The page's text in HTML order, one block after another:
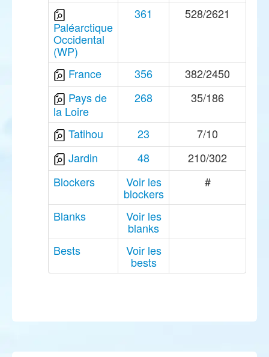
Paléarctique
Occidental
(WP)
361 528/2621
France 356
382/2450
Pays de
la Loire
268 35/186
Tatihou 23
7/10
Jardin
48
210/302
Blockers
Voir les
blockers
#
Blanks Voir les
blanks
Bests
Voir les
bests